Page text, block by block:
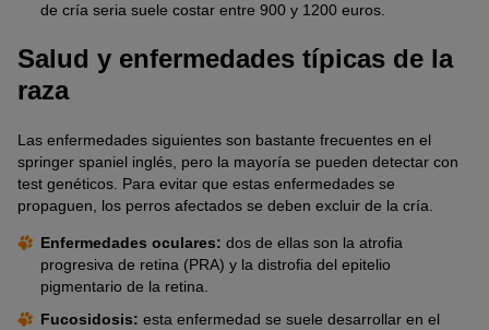
de cría seria suele costar entre 900 y 1200 euros.
Salud y enfermedades típicas de la
raza
Las enfermedades siguientes son bastante frecuentes en el
springer spaniel inglés, pero la mayoría se pueden detectar con
test genéticos. Para evitar que estas enfermedades se
propaguen, los perros afectados se deben excluir de la cría.
Enfermedades oculares: dos de ellas son la atrofia
progresiva de retina (PRA) y la distrofia del epitelio
pigmentario de la retina.
Fucosidosis: esta enfermedad se suele desarrollar en el